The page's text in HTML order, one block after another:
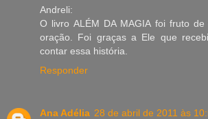
Andreli:
O livro ALÉM DA MAGIA foi fruto
oração. Foi graças a Ele que
contar essa história.
Responder
Ana Adélia 28 de abril de 2011 às